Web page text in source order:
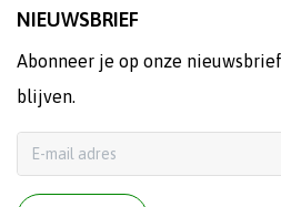
NIEUWSBRIEF
Abonneer je op onze
blijven.